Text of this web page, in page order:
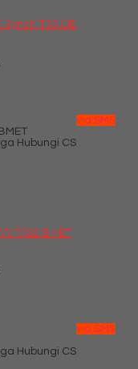
T35 CB
via SMS
Hubungi CS
TAS2 BMET
via SMS
Hubungi CS